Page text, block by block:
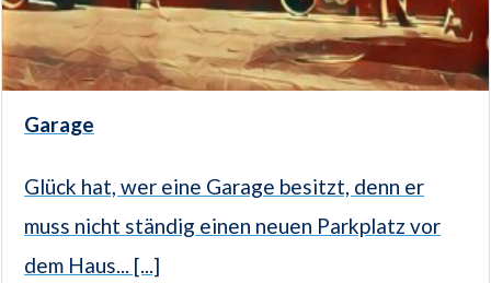
Garage
Glück hat, wer eine Garage besitzt, denn er
muss nicht ständig einen neuen Parkplatz vor
dem Haus... [...]